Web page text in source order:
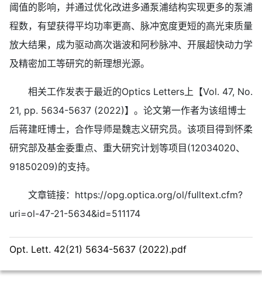
阈值的影响，并通过优化改进多通泵浦结构实现更多的泵浦
程数，有望获得平均功率更高、脉冲宽度更短的高光束质量
放大结果，成为驱动高次谐波和阿秒脉冲、开展超快动力学
及精密加工等研究的新理想光源。
相关工作发表于最近的Optics Letters上【Vol. 47, No.
21, pp. 5634-5637 (2022)】。论文第一作者为该组博士
后蒋建旺博士，合作导师是魏志义研究员。该项目得到怀柔
研究部及基金委重点、重大研究计划等项目(12034020、
91850209)的支持。
文章链接：https://opg.optica.org/ol/fulltext.cfm?
uri=ol-47-21-5634&id=511174
Opt. Lett. 42(21) 5634-5637 (2022).pdf